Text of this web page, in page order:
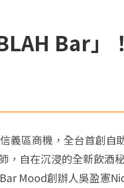
Bar」
義區商機，全台首創
，自在沉浸的全新飲
Mood創辦人吳盈憲